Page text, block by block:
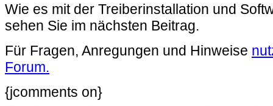
Wie es mit der Treiberinstallation und
sehen Sie im nächsten Beitrag.
Für Fragen, Anregungen und Hinweise
Forum.
{jcomments on}